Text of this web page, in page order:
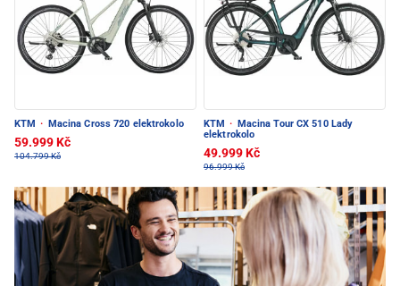
KTM · Macina Cross 720 elektrokolo
59.999 Kč
104.799 Kč
KTM · Macina Tour CX 510 Lady
elektrokolo
49.999 Kč
96.999 Kč